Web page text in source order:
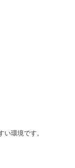
環境です。